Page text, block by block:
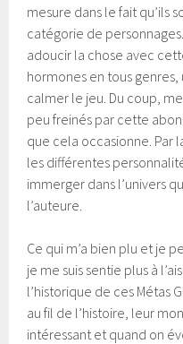
mesure dans le fait qu’ils
catégorie de
adoucir la chose avec
hormones en tous
calmer le jeu. Du coup,
peu freinés par cette
que cela occasionne. Par
les différentes
immerger dans l’univers
l’auteure.
Ce qui m’a bien plu et je
je me suis sentie plus à
l’historique de ces Métas
au fil de l’histoire, leur
intéressant et quand on